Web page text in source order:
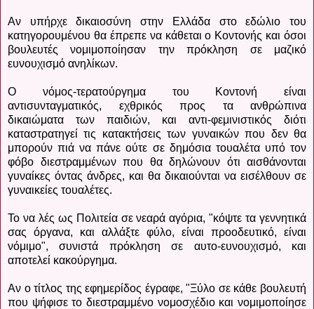
Αν υπήρχε δικαιοσύνη στην Ελλάδα στο εδώλιο του
κατηγορουμένου θα έπρεπε να κάθεται ο Κοντονής και όσοι
βουλευτές νομιμοποίησαν την πρόκληση σε μαζικό
ευνουχισμό ανηλίκων.
Ο νόμος-τερατούργημα του Κοντονή είναι
αντισυνταγματικός, εχθρικός προς τα ανθρώπινα
δικαιώματα των παιδιών, και αντι-φεμινιστικός διότι
καταστρατηγεί τις κατακτήσεις των γυναικών που δεν θα
μπορούν πιά να πάνε ούτε σε δημόσια τουαλέτα υπό τον
φόβο διεστραμμένων που θα δηλώνουν ότι αισθάνονται
γυναίκες όντας άνδρες, και θα δικαιούνται να εισέλθουν σε
γυναικείες τουαλέτες.
Το να λές ως Πολιτεία σε νεαρά αγόρια, "κόψτε τα γεννητικά
σας όργανα, και αλλάξτε φύλο, είναι προοδευτικό, είναι
νόμιμο", συνιστά πρόκληση σε αυτο-ευνουχισμό, και
αποτελεί κακούργημα.
Αν ο τίτλος της εφημερίδος έγραφε, "Ξύλο σε κάθε βουλευτή
που ψήφισε το διεστραμμένο νομοσχέδιο και νομιμοποίησε